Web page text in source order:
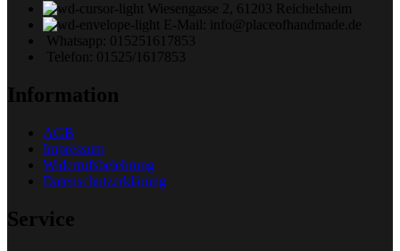
Wiesengasse 2, 61203 Reichelsheim
E-Mail: info@placeofhandmade.de
Whatsapp: 015251617853
Telefon: 01525/1617853
Information
AGB
Impressum
Widerrufsbelehrung
Datenschutzerklärung
Service